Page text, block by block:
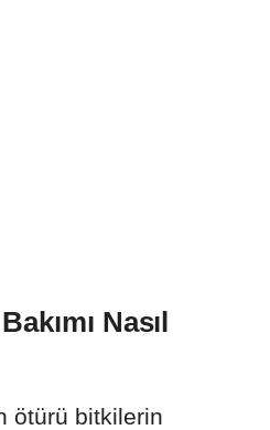
Nasıl
ötürü bitkilerin